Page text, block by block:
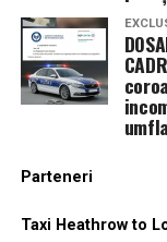
Parteneri
Taxi Heathrow to